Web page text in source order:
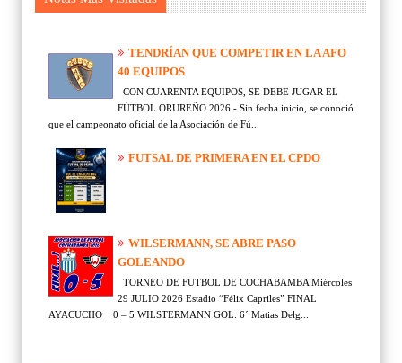
TENDRÍAN QUE COMPETIR EN LA AFO
40 EQUIPOS
CON CUARENTA EQUIPOS, SE DEBE JUGAR EL
FÚTBOL ORUREÑO 2026 - Sin fecha inicio, se conoció
que el campeonato oficial de la Asociación de Fú...
FUTSAL DE PRIMERA EN EL CPDO
WILSERMANN, SE ABRE PASO
GOLEANDO
TORNEO DE FUTBOL DE COCHABAMBA Miércoles
29 JULIO 2026 Estadio “Félix Capriles” FINAL
AYACUCHO 0 – 5 WILSTERMANN GOL: 6´ Matias Delg...